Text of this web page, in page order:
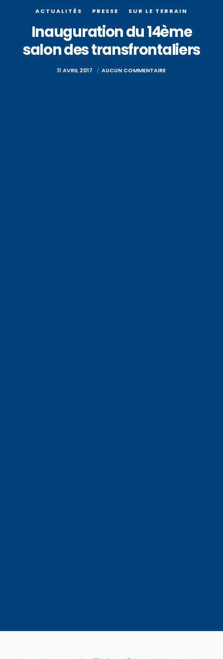
ACTUALITÉS PRESSE SUR LE TERRAIN
Inauguration du 14ème
salon des transfrontaliers
11 AVRIL 2017 AUCUN COMMENTAIRE